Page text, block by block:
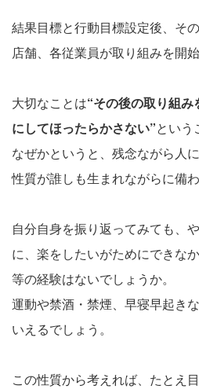
結果目標と行動目標設定後、そ
店舗、各従業員が取り組みを開始
大切なことは“その後の取り組
にしてほったらかさない”という
なぜかというと、残念ながら人
性質が誰しも生まれながらに備
自分自身を振り返ってみても、
に、楽をしたいがためにできな
等の経験はないでしょうか。
運動や禁酒・禁煙、早寝早起き
いえるでしょう。
この性質から考えれば、たとえ